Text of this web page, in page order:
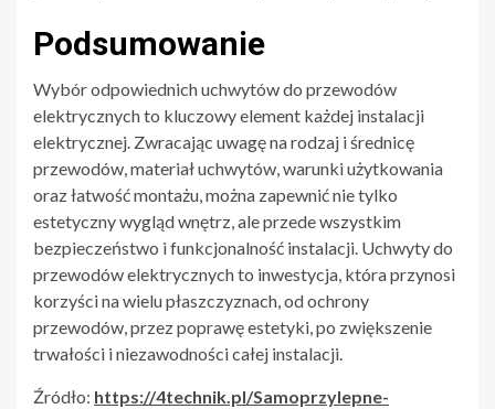
Podsumowanie
Wybór odpowiednich uchwytów do przewodów
elektrycznych to kluczowy element każdej instalacji
elektrycznej. Zwracając uwagę na rodzaj i średnicę
przewodów, materiał uchwytów, warunki użytkowania
oraz łatwość montażu, można zapewnić nie tylko
estetyczny wygląd wnętrz, ale przede wszystkim
bezpieczeństwo i funkcjonalność instalacji. Uchwyty do
przewodów elektrycznych to inwestycja, która przynosi
korzyści na wielu płaszczyznach, od ochrony
przewodów, przez poprawę estetyki, po zwiększenie
trwałości i niezawodności całej instalacji.
Źródło: https://4technik.pl/Samoprzylepne-